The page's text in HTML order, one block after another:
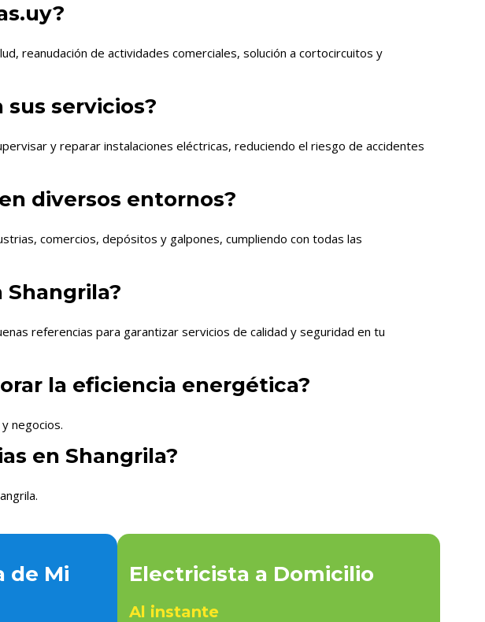
reanudación de actividades comerciales, solución a cortocircuitos y
servicios?
y reparar instalaciones eléctricas, reduciendo el riesgo de accidentes
diversos entornos?
comercios, depósitos y galpones, cumpliendo con todas las
referencias para garantizar servicios de calidad y seguridad en tu
la eficiencia energética?
negocios.
en Shangrila?
de Mi
Electricista a Domicilio
Al instante